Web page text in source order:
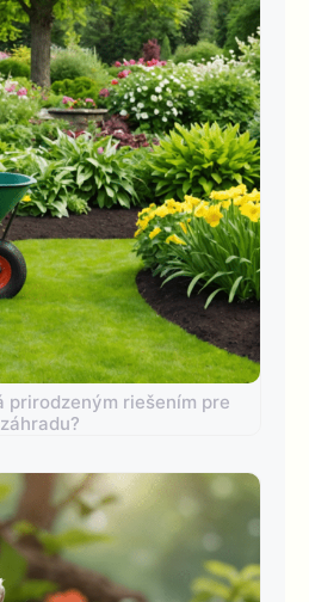
prirodzeným riešením pre